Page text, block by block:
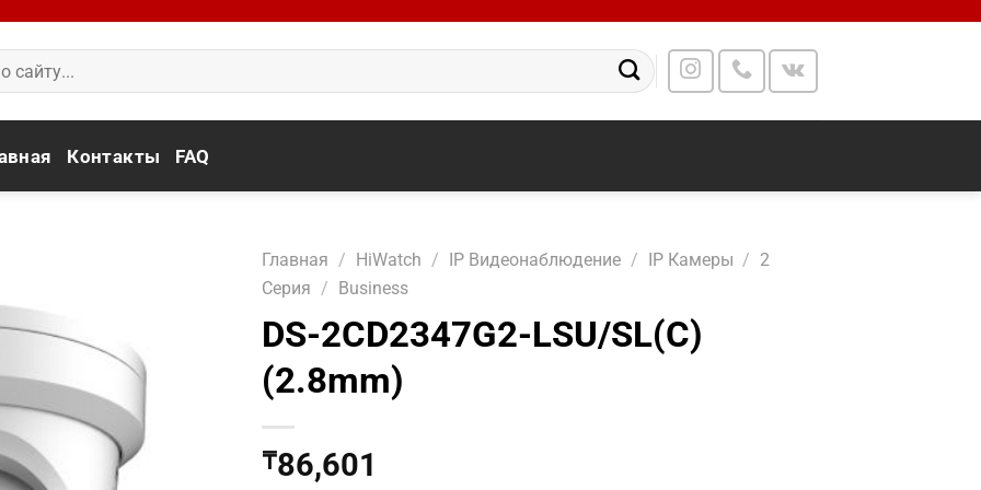
Контакты FAQ
Главная / HiWatch / IP Видеонаблюдение / IP Камеры / 2
Серия / Business
DS-2CD2347G2-LSU/SL(C)
(2.8mm)
₸86,601